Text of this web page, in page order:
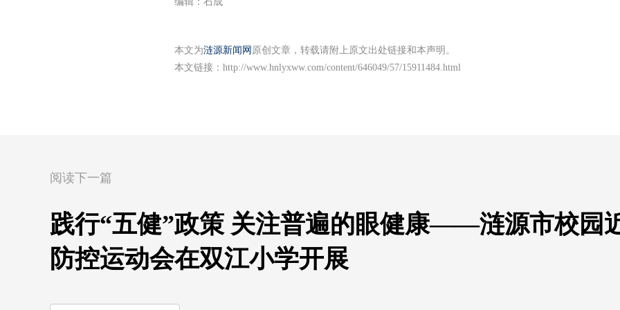
本文为涟源新闻网 原创文章，转载请附上原文出处链接和本声明。
本文链接： http://www.hnlyxww.com/content/646049/57/15911484.html
阅读下一篇
践行“五健”政策 关注普遍的眼健康——涟源市校园
防控运动会在双江小学开展